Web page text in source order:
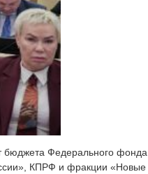
бюджета Федерального фонда
КПРФ и фракции «Новые